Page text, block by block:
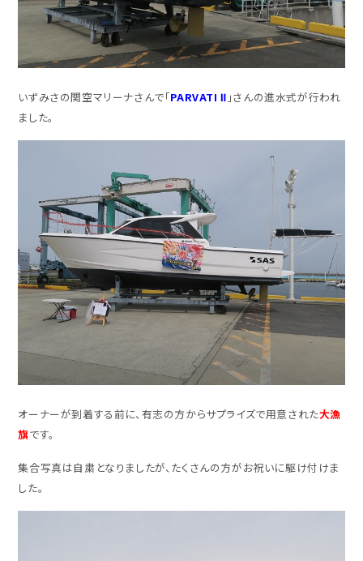
いずみさの関空マリーナさんで「PARVATI Ⅱ 」さんの進水式が行われ
ました。
オーナーが到着する前に、有志の方からサプライズで用意された大漁
旗です。
集合写真は自粛となりましたが、たくさんの方がお祝いに駆け付けま
した。